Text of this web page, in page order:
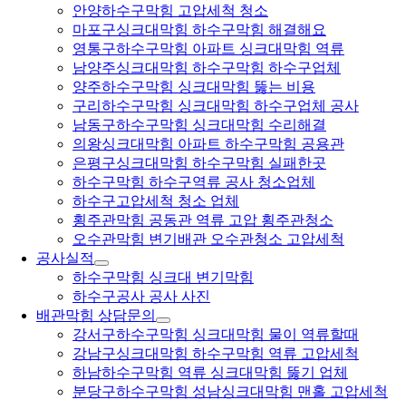
안양하수구막힘 고압세척 청소
마포구싱크대막힘 하수구막힘 해결해요
영통구하수구막힘 아파트 싱크대막힘 역류
남양주싱크대막힘 하수구막힘 하수구업체
양주하수구막힘 싱크대막힘 뚫는 비용
구리하수구막힘 싱크대막힘 하수구업체 공사
남동구하수구막힘 싱크대막힘 수리해결
의왕싱크대막힘 아파트 하수구막힘 공용관
은평구싱크대막힘 하수구막힘 실패한곳
하수구막힘 하수구역류 공사 청소업체
하수구고압세척 청소 업체
횡주관막힘 공동관 역류 고압 횡주관청소
오수관막힘 변기배관 오수관청소 고압세척
공사실적
하수구막힘 싱크대 변기막힘
하수구공사 공사 사진
배관막힘 상담문의
강서구하수구막힘 싱크대막힘 물이 역류할때
강남구싱크대막힘 하수구막힘 역류 고압세척
하남하수구막힘 역류 싱크대막힘 뚫기 업체
분당구하수구막힘 성남싱크대막힘 맨홀 고압세척